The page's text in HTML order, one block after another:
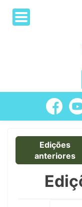
Edições
anteriores